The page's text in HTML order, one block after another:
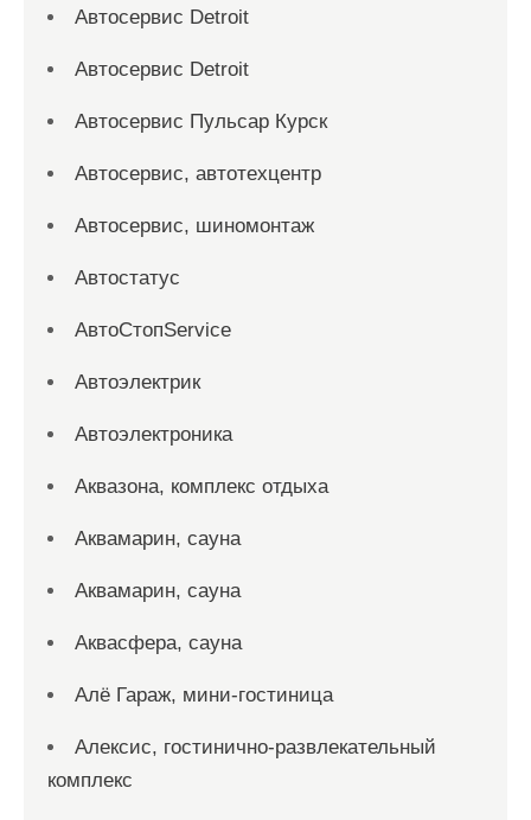
Автосервис Detroit
Автосервис Detroit
Автосервис Пульсар Курск
Автосервис, автотехцентр
Автосервис, шиномонтаж
Автостатус
АвтоСтопService
Автоэлектрик
Автоэлектроника
Аквазона, комплекс отдыха
Аквамарин, сауна
Аквамарин, сауна
Аквасфера, сауна
Алё Гараж, мини-гостиница
Алексис, гостинично-развлекательный
комплекс